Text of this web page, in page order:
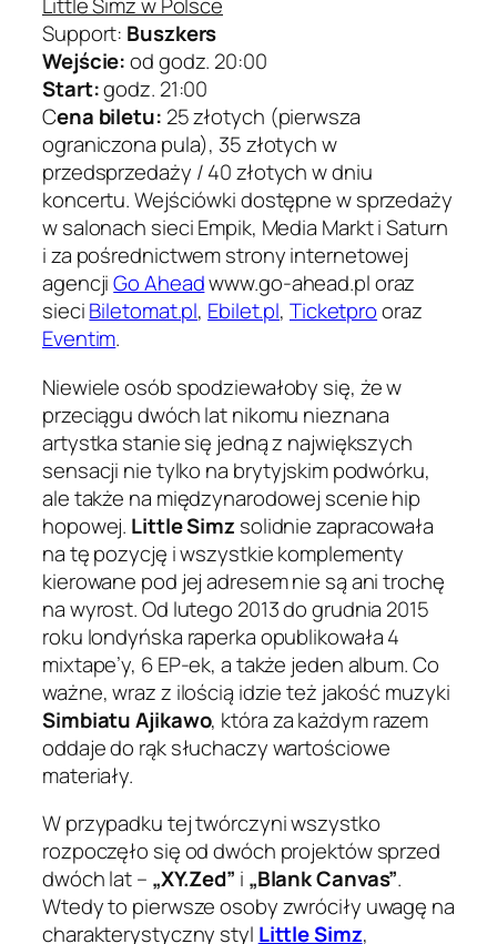
Little Simz w Polsce
Support: Buszkers
Wejście:od godz. 20:00
Start:godz. 21:00
Cena biletu: 25 złotych (pierwsza
ograniczona pula), 35 złotych w
przedsprzedaży / 40 złotych w dniu
koncertu. Wejściówki dostępne w sprzedaży
w salonach sieci Empik, Media Markt i Saturn
i za pośrednictwem strony internetowej
agencjiGo Aheadwww.go-ahead.pl oraz
sieciBiletomat.pl, Ebilet.pl, Ticketprooraz
Eventim.
Niewiele osób spodziewałoby się, że w
przeciągu dwóch lat nikomu nieznana
artystka stanie się jedną z największych
sensacji nie tylko na brytyjskim podwórku,
ale także na międzynarodowej scenie hip
hopowej. Little Simz solidnie zapracowała
na tę pozycję i wszystkie komplementy
kierowane pod jej adresem nie są ani trochę
na wyrost. Od lutego 2013 do grudnia 2015
roku londyńska raperka opublikowała 4
mixtape’y, 6 EP-ek, a także jeden album. Co
ważne, wraz z ilością idzie też jakość muzyki
Simbiatu Ajikawo, która za każdym razem
oddaje do rąk słuchaczy wartościowe
materiały.
W przypadku tej twórczyni wszystko
rozpoczęło się od dwóch projektów sprzed
dwóch lat – „XY​.​Zed” i „Blank Canvas”.
Wtedy to pierwsze osoby zwróciły uwagę na
charakterystyczny styl Little Simz,